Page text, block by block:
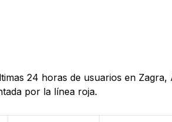
24 horas de usuarios en Zagra,
por la línea roja.